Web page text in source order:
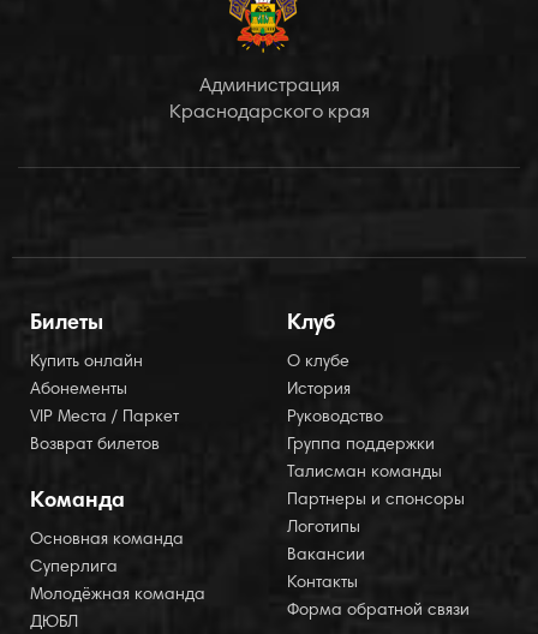
Администрация
Краснодарского края
Билеты
Купить онлайн
Абонементы
VIP Места / Паркет
Возврат билетов
Команда
Основная команда
Суперлига
Молодёжная команда
ДЮБЛ
Клуб
О клубе
История
Руководство
Группа поддержки
Талисман команды
Партнеры и спонсоры
Логотипы
Вакансии
Контакты
Форма обратной связи